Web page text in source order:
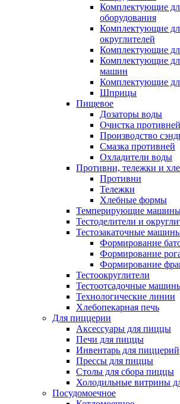
Комплектующие
оборудования
Комплектующие
округлителей
Комплектующие
Комплектующие
машин
Комплектующие
Шприцы
Пищевое
Дозаторы воды
Очистка противней
Производство
Смазка противней
Охладители воды
Противни, тележки и
Противни
Тележки
Хлебные формы
Темперирующие машины
Тестоделители и
Тестозакаточные
Формирование
Формирование
Формирование
Тестоокруглители
Тестоотсадочные
Технологические линии
Хлебопекарная печь
Для пиццерии
Аксессуары для пиццы
Печи для пиццы
Инвентарь для пиццерий
Прессы для пиццы
Столы для сбора пиццы
Холодильные витрины
Посудомоечное